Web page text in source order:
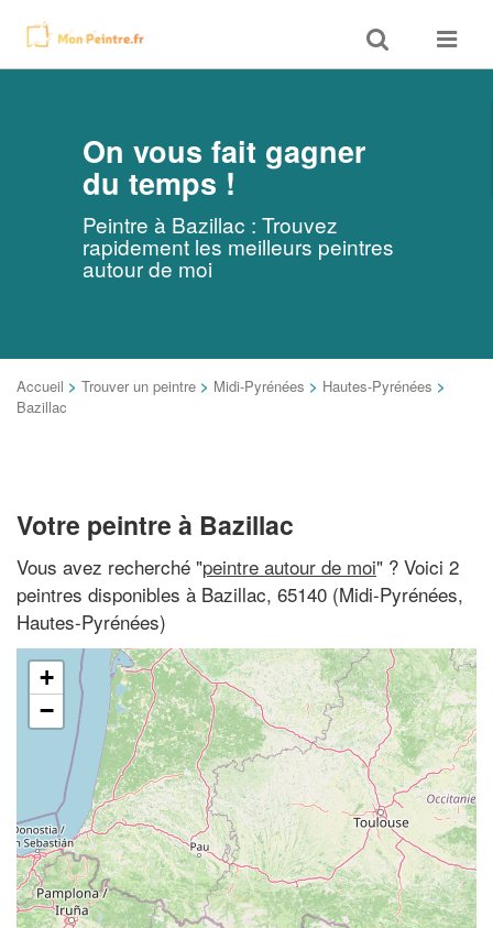
Toggle
search
Toggle
On vous fait gagner
du temps !
Peintre à Bazillac : Trouvez
rapidement les meilleurs peintres
autour de moi
Accueil > Trouver un peintre > Midi-Pyrénées > Hautes-Pyrénées >
Bazillac
Votre peintre à Bazillac
Vous avez recherché "peintre autour de moi" ? Voici 2
peintres disponibles à Bazillac, 65140 (Midi-Pyrénées,
Hautes-Pyrénées)
+
−